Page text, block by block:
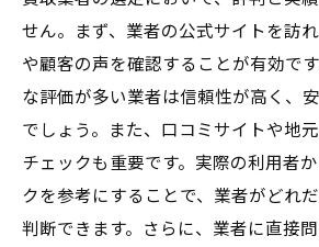
せん。まず、業者の公式サイトを訪
や顧客の声を確認することが有効で
な評価が多い業者は信頼性が高く、
でしょう。また、口コミサイトや地
チェックも重要です。実際の利用者
クを参考にすることで、業者がどれ
判断できます。さらに、業者に直接